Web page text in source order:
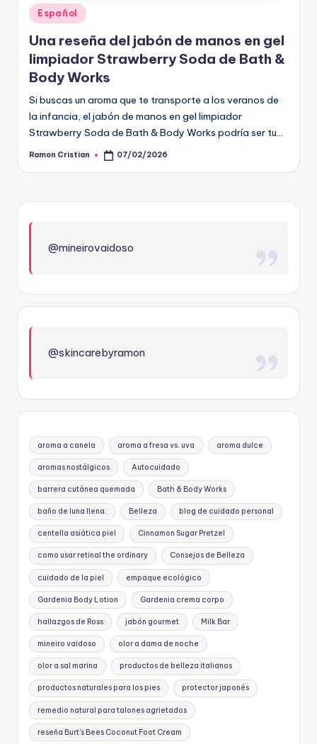
Publicado
en
Español
Una reseña del jabón de manos en gel
limpiador Strawberry Soda de Bath &
Body Works
Si buscas un aroma que te transporte a los veranos de
la infancia, el jabón de manos en gel limpiador
Strawberry Soda de Bath & Body Works podría ser tu…
Publicado
Ramon Cristian 07/02/2026
@mineirovaidoso
@skincarebyramon
aroma a canela aroma a fresa vs. uva aroma dulce
aromas nostálgicos Autocuidado
barrera cutánea quemada Bath & Body Works
baño de luna llena. Belleza blog de cuidado personal
centella asiática piel Cinnamon Sugar Pretzel
como usar retinal the ordinary Consejos de Belleza
cuidado de la piel empaque ecológico
Gardenia Body Lotion Gardenia crema corpo
hallazgos de Ross jabón gourmet Milk Bar
mineiro vaidoso olor a dama de noche
olor a sal marina productos de belleza italianos
productos naturales para los pies protector japonés
remedio natural para talones agrietados
reseña Burt's Bees Coconut Foot Cream